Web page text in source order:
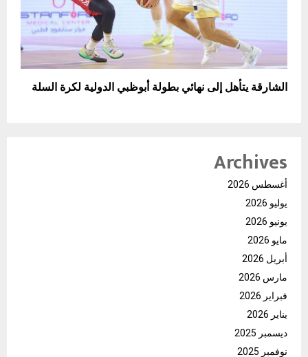
الشارقة يتأهل إلى نهائي بطولة أبوظبي الدولية لكرة السلة
Archives
أغسطس 2026
يوليو 2026
يونيو 2026
مايو 2026
أبريل 2026
مارس 2026
فبراير 2026
يناير 2026
ديسمبر 2025
نوفمبر 2025